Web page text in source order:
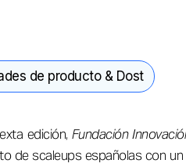
de producto & Dost
edición, Fundación
de scaleups españolas con